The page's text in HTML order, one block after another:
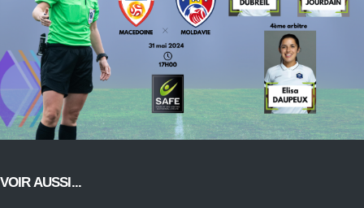
VOIR AUSSI...